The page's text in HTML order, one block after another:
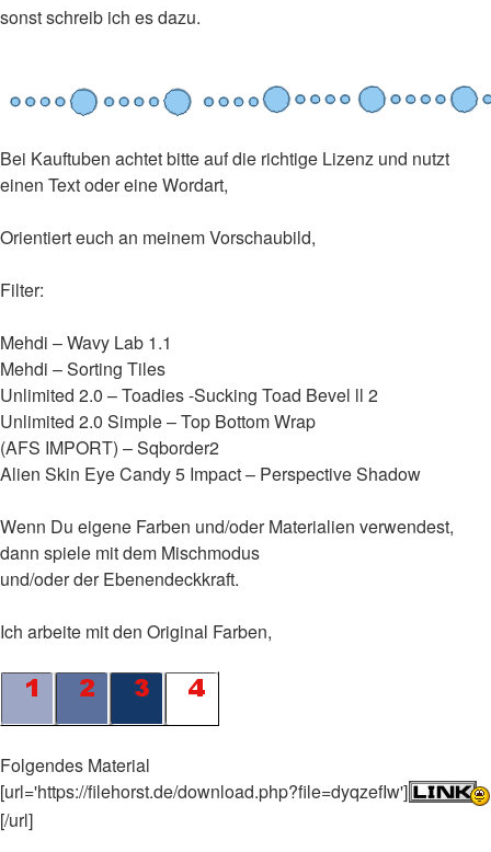
sonst schreib ich es dazu.
Bei Kauftuben achtet bitte auf die richtige Lizenz und nutzt
einen Text oder eine Wordart,
Orientiert euch an meinem Vorschaubild,
Filter:
Mehdi – Wavy Lab 1.1
Mehdi – Sorting Tiles
Unlimited 2.0 – Toadies -Sucking Toad Bevel ll 2
Unlimited 2.0 Simple – Top Bottom Wrap
(AFS IMPORT) – Sqborder2
Alien Skin Eye Candy 5 Impact – Perspective Shadow
Wenn Du eigene Farben und/oder Materialien verwendest,
dann spiele mit dem Mischmodus
und/oder der Ebenendeckkraft.
Ich arbeite mit den Original Farben,
Folgendes Material
[url='https://filehorst.de/download.php?file=dyqzefIw']
[/url]